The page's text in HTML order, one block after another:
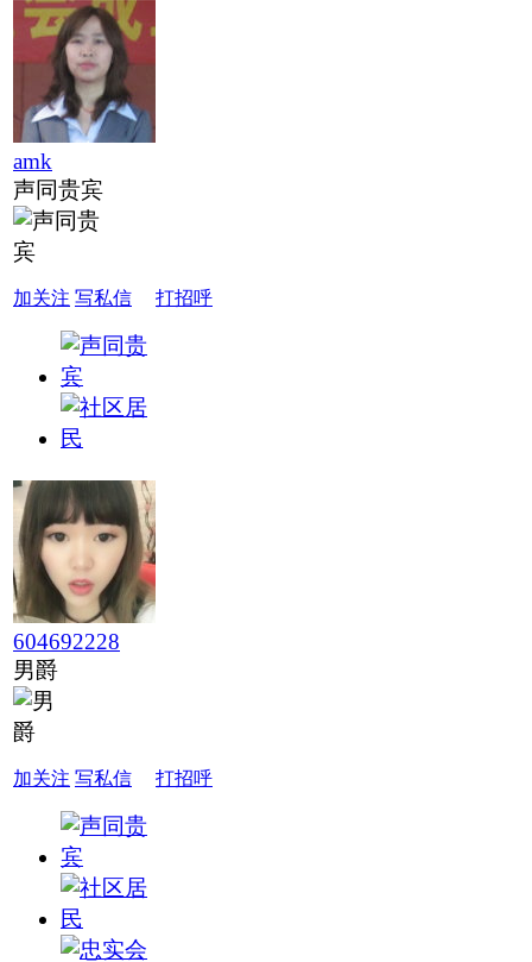
amk
声同贵宾
加关注 写私信 打招呼
604692228
男爵
加关注 写私信 打招呼